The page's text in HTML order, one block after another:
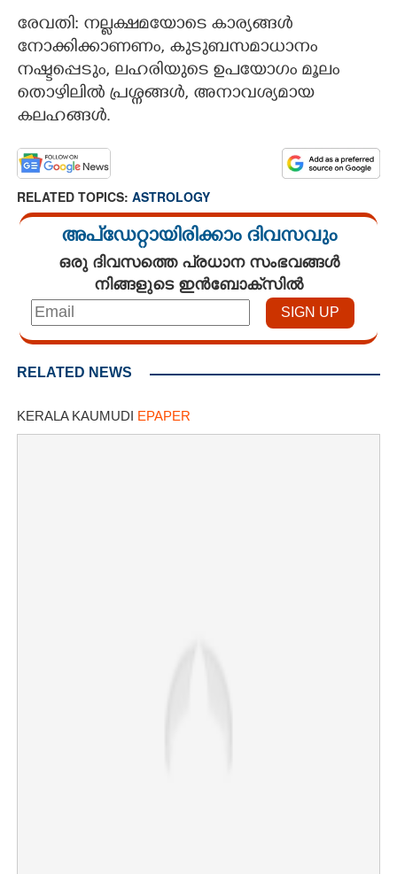
രേവതി: നല്ലക്ഷമയോടെ കാര്യങ്ങള്‍
നോക്കിക്കാണണം, കുടുബസമാധാനം
നഷ്ടപ്പെടും, ലഹരിയുടെ ഉപയോഗം മൂലം
തൊഴിലില്‍ പ്രശ്നങ്ങള്‍, അനാവശ്യമായ
കലഹങ്ങള്‍.
RELATED TOPICS: ASTROLOGY
അപ്ഡേറ്റായിരിക്കാം ദിവസവും
ഒരു ദിവസത്തെ പ്രധാന സംഭവങ്ങൾ
നിങ്ങളുടെ ഇൻബോക്സിൽ
RELATED NEWS
KERALA KAUMUDI EPAPER